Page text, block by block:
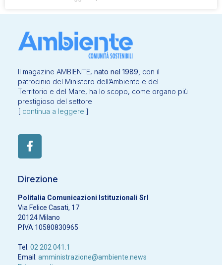
Il magazine AMBIENTE, nato nel 1989, con il
patrocinio del Ministero dell’Ambiente e del
Territorio e del Mare, ha lo scopo, come organo più
prestigioso del settore
[ continua a leggere ]
Direzione
Politalia Comunicazioni Istituzionali Srl
Via Felice Casati, 17
20124 Milano
P.IVA 10580830965
Tel. 02 202 041.1
Email: amministrazione@ambiente.news